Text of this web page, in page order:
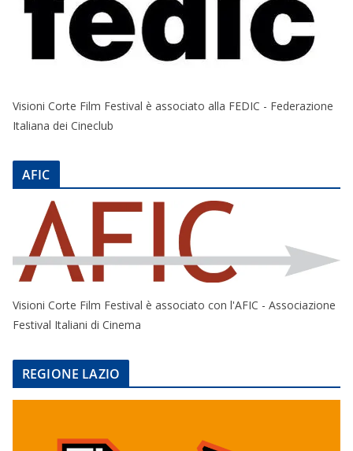
Visioni Corte Film Festival è associato alla FEDIC - Federazione
Italiana dei Cineclub
AFIC
Visioni Corte Film Festival è associato con l'AFIC - Associazione
Festival Italiani di Cinema
REGIONE LAZIO